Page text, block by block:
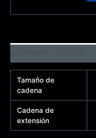
Tamaño de
cadena
Cadena de
extensión